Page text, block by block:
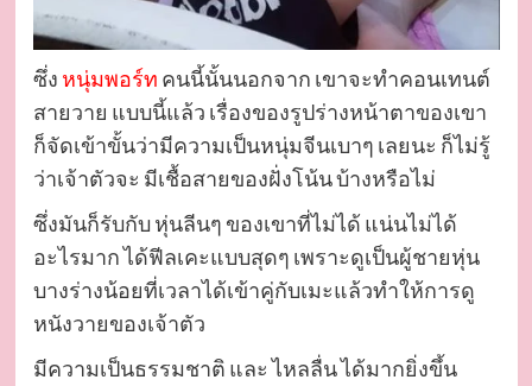
ซึ่ง หนุ่มพอร์ท คนนี้นั้นนอกจาก เขาจะทำคอนเทนต์
สายวาย แบบนี้แล้ว เรื่องของรูปร่างหน้าตาของเขา
ก็จัดเข้าขั้นว่ามีความเป็นหนุ่มจีนเบาๆ เลยนะ ก็ไม่รู้
ว่าเจ้าตัวจะ มีเชื้อสายของฝั่งโน้น บ้างหรือไม่
ซึ่งมันก็รับกับ หุ่นลีนๆ ของเขาที่ไม่ได้ แน่นไม่ได้
อะไรมาก ได้ฟีลเคะแบบสุดๆ เพราะดูเป็นผู้ชายหุ่น
บางร่างน้อยที่เวลาได้เข้าคู่กับเมะแล้วทำให้การดู
หนังวายของเจ้าตัว
มีความเป็นธรรมชาติ และ ไหลลื่น ได้มากยิ่งขึ้น